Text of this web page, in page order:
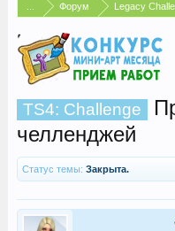
Форум Legacy
TS4: Challenge
челленджей
Статус темы: Закрыта.